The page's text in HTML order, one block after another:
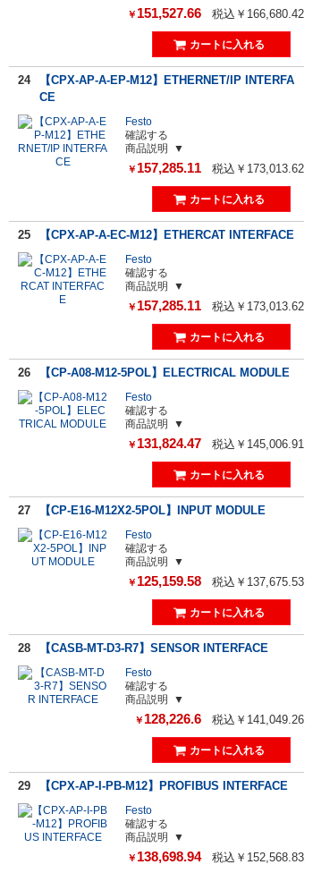
￥ 151,527.66 税込￥166,680.42
24
【CPX-AP-A-EP-M12】ETHERNET/IP INTERFA
CE
Festo
確認する
商品説明
￥ 157,285.11 税込￥173,013.62
25 【CPX-AP-A-EC-M12】ETHERCAT INTERFACE
Festo
確認する
商品説明
￥ 157,285.11 税込￥173,013.62
26 【CP-A08-M12-5POL】ELECTRICAL MODULE
Festo
確認する
商品説明
￥ 131,824.47 税込￥145,006.91
27 【CP-E16-M12X2-5POL】INPUT MODULE
Festo
確認する
商品説明
￥ 125,159.58 税込￥137,675.53
28 【CASB-MT-D3-R7】SENSOR INTERFACE
Festo
確認する
商品説明
￥ 128,226.6 税込￥141,049.26
29 【CPX-AP-I-PB-M12】PROFIBUS INTERFACE
Festo
確認する
商品説明
￥ 138,698.94 税込￥152,568.83